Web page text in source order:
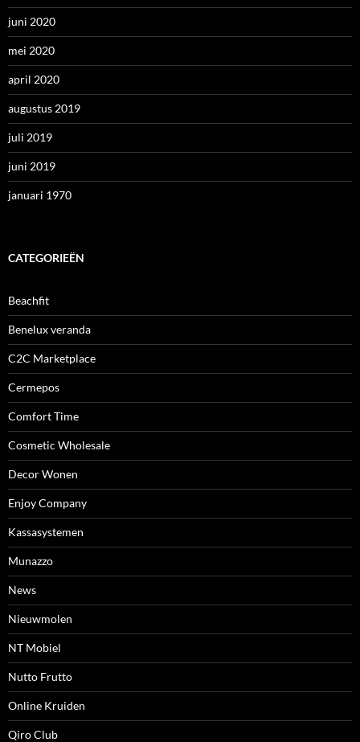
juni 2020
mei 2020
april 2020
augustus 2019
juli 2019
juni 2019
januari 1970
CATEGORIEËN
Beachfit
Benelux veranda
C2C Marketplace
Cermepos
Comfort Time
Cosmetic Wholesale
Decor Wonen
Enjoy Company
Kassasystemen
Munazzo
News
Nieuwmolen
NT Mobiel
Nutto Frutto
Online Kruiden
Qiro Club